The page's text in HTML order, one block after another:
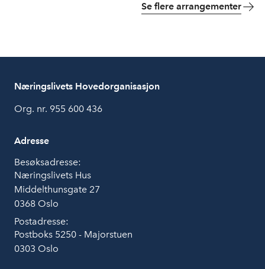
Se flere arrangementer
Næringslivets Hovedorganisasjon
Org. nr. 955 600 436
Adresse
Besøksadresse:
Næringslivets Hus
Middelthunsgate 27
0368 Oslo
Postadresse:
Postboks 5250 - Majorstuen
0303 Oslo